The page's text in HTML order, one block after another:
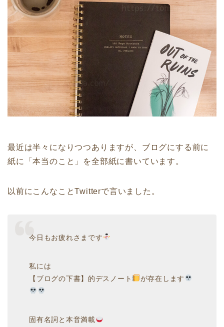
最近は半々になりつつありますが、ブログにする前に
紙に「本当のこと」を全部紙に書いています。
以前にこんなことTwitterで言いました。
今日もお疲れさまです
私には
【ブログの下書】的デスノート
が存在します
固有名詞と本音満載